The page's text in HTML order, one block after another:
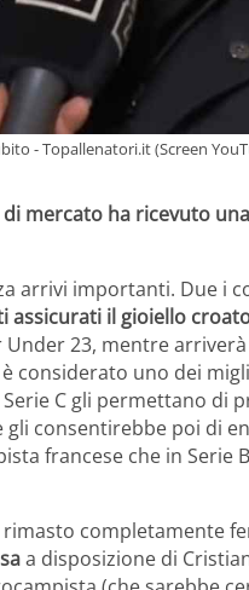
- Topallenatori.it (Screen
mercato ha ricevuto
arrivi importanti. Due i
il gioiello
23, mentre
considerato uno dei
C gli permettano di
consentirebbe poi di
francese che in Serie
completamente
a disposizione di